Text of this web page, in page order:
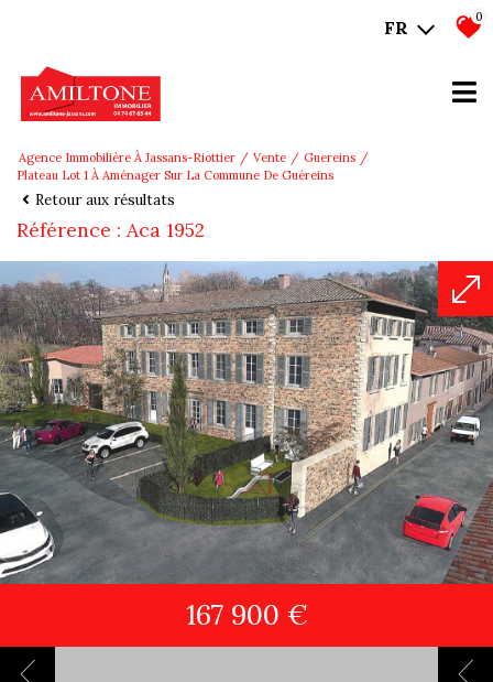
FR
0
Agence Immobilière À Jassans-Riottier Vente
Guereins
Plateau Lot 1 À Aménager Sur La Commune De Guéreins
Retour aux résultats
Référence : Aca 1952
167 900 €